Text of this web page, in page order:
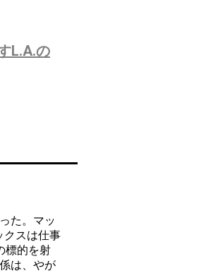
L.A.の
た。マッ
クスは仕事
標的を射
は、やが